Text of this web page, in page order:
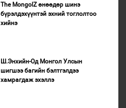
The MongolZ өнөөдөр шинэ
бүрэлдэхүүнтэй эхний тоглолтоо
хийнэ
Ш.Энхийн-Од Монгол Улсын
шигшээ багийн бэлтгэлдээ
хамрагдаж эхэллэ